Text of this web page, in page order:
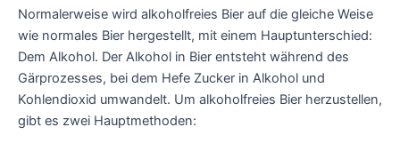
Normalerweise wird alkoholfreies Bier auf die gleiche Weise
wie normales Bier hergestellt, mit einem Hauptunterschied:
Dem Alkohol. Der Alkohol in Bier entsteht während des
Gärprozesses, bei dem Hefe Zucker in Alkohol und
Kohlendioxid umwandelt. Um alkoholfreies Bier herzustellen,
gibt es zwei Hauptmethoden: